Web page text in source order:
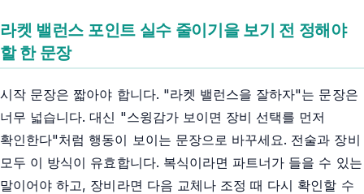
라켓 밸런스 포인트 실수 줄이기을 보기 전 정해야
할 한 문장
시작 문장은 짧아야 합니다. "라켓 밸런스을 잘하자"는 문장은
너무 넓습니다. 대신 "스윙감가 보이면 장비 선택를 먼저
확인한다"처럼 행동이 보이는 문장으로 바꾸세요. 전술과 장비
모두 이 방식이 유효합니다. 복식이라면 파트너가 들을 수 있는
말이어야 하고, 장비라면 다음 교체나 조정 때 다시 확인할 수